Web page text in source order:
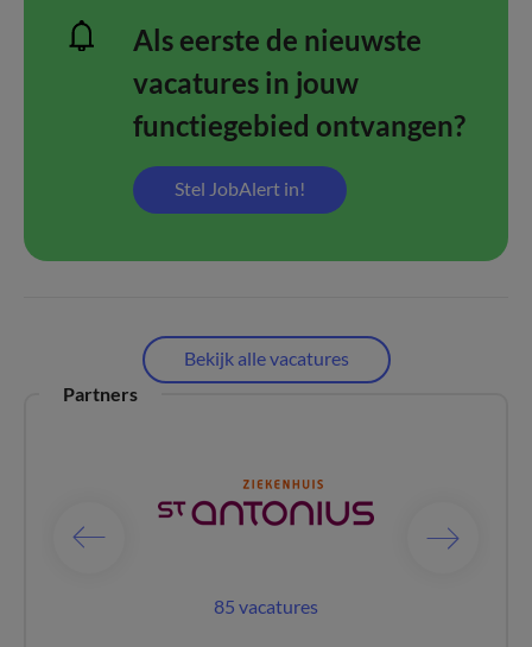
Als eerste de nieuwste
vacatures in jouw
functiegebied ontvangen?
Stel JobAlert in!
Bekijk alle vacatures
Partners
85 vacatures